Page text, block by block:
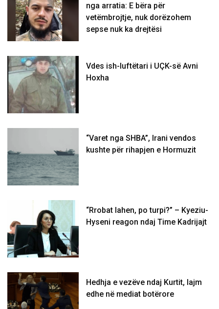
nga arratia: E bëra për
vetëmbrojtje, nuk dorëzohem
sepse nuk ka drejtësi
Vdes ish-luftëtari i UÇK-së Avni
Hoxha
“Varet nga SHBA”, Irani vendos
kushte për rihapjen e Hormuzit
“Rrobat lahen, po turpi?” – Kyeziu-
Hyseni reagon ndaj Time Kadrijajt
Hedhja e vezëve ndaj Kurtit, lajm
edhe në mediat botërore